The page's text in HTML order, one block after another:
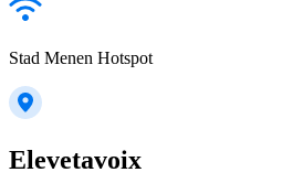
Stad Menen Hotspot
Elevetavoix